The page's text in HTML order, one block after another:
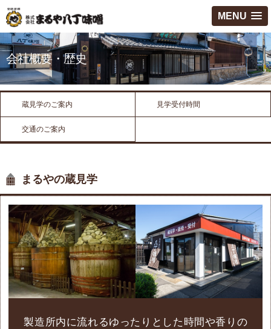
MENU
会社概要・歴史
蔵見学のご案内 見学受付時間
交通のご案内
まるやの蔵見学
製造所内に流れるゆったりとした時間や香りの